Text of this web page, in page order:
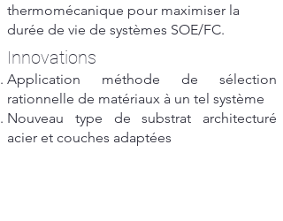
thermomécanique pour maximiser la
durée de vie de systèmes SOE/FC.
Innovations
Application méthode de sélection
rationnelle de matériaux à un tel système
Nouveau type de substrat architecturé
acier et couches adaptées